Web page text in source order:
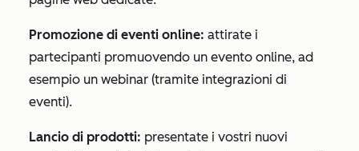
Promozione di eventi online: attirate i
partecipanti promuovendo un evento online, ad
esempio un webinar (tramite integrazioni di
eventi).
Lancio di prodotti: presentate i vostri nuovi